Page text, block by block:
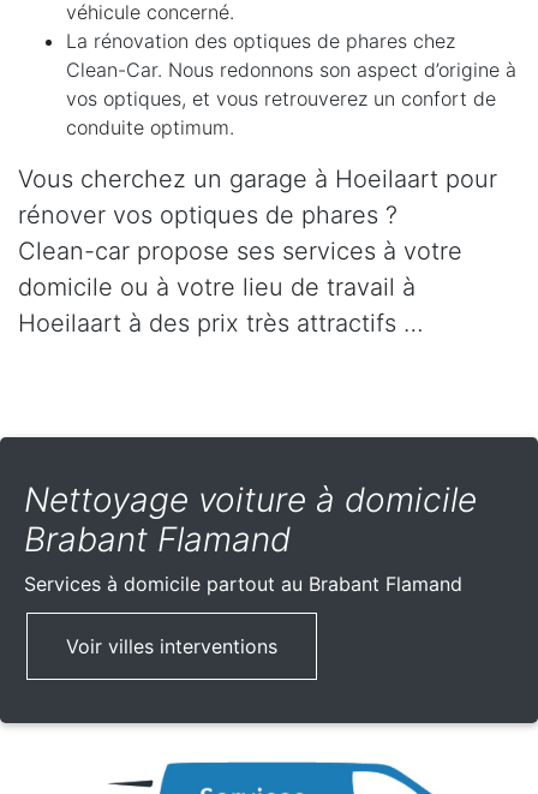
véhicule concerné.
La rénovation des optiques de phares chez
Clean-Car. Nous redonnons son aspect d’origine à
vos optiques, et vous retrouverez un confort de
conduite optimum.
Vous cherchez un garage à Hoeilaart pour
rénover vos optiques de phares ?
Clean-car propose ses services à votre
domicile ou à votre lieu de travail à
Hoeilaart à des prix très attractifs …
Nettoyage voiture à domicile
Brabant Flamand
Services à domicile partout au Brabant Flamand
Voir villes interventions